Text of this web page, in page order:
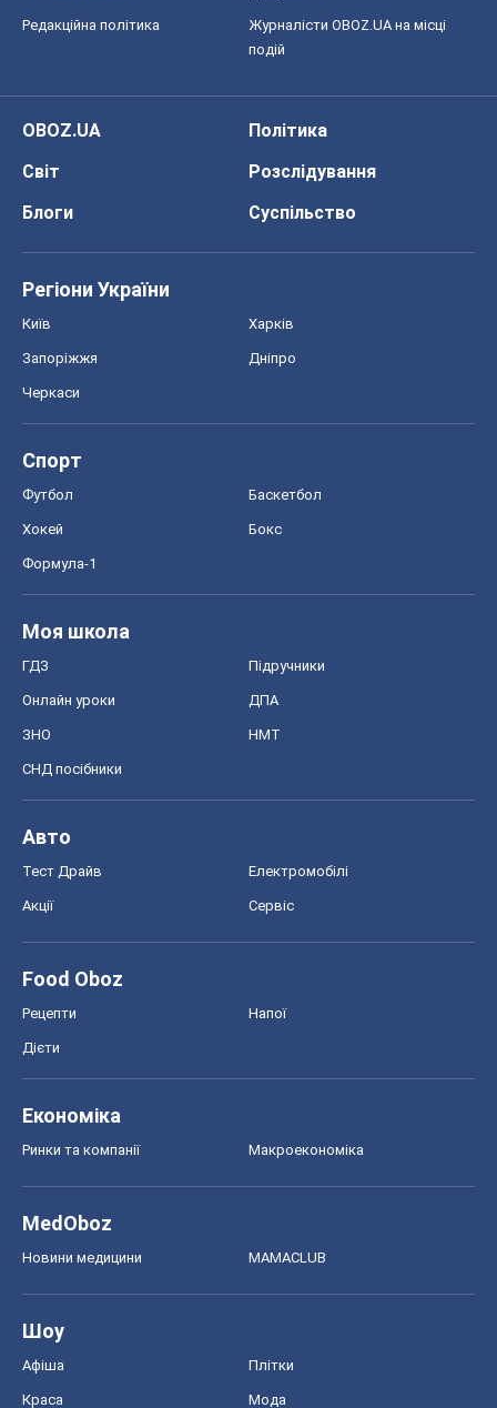
Редакційна політика
Журналісти OBOZ.UA на місці
подій
OBOZ.UA
Політика
Світ
Розслідування
Блоги
Суспільство
Регіони України
Київ Харків
Запоріжжя Дніпро
Черкаси
Спорт
Футбол Баскетбол
Хокей Бокс
Формула-1
Моя школа
ГДЗ Підручники
Онлайн уроки ДПА
ЗНО НМТ
СНД посібники
Авто
Тест Драйв Електромобілі
Акції Сервіс
Food Oboz
Рецепти Напої
Дієти
Економіка
Ринки та компанії Макроекономіка
MedOboz
Новини медицини MAMACLUB
Шоу
Афіша Плітки
Краса Мода